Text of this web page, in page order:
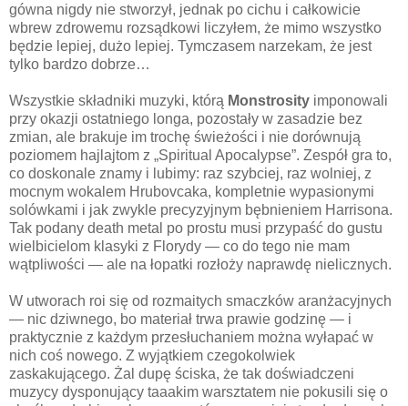
gówna nigdy nie stworzył, jednak po cichu i całkowicie
wbrew zdrowemu rozsądkowi liczyłem, że mimo wszystko
będzie lepiej, dużo lepiej. Tymczasem narzekam, że jest
tylko bardzo dobrze…
Wszystkie składniki muzyki, którą Monstrosity imponowali
przy okazji ostatniego longa, pozostały w zasadzie bez
zmian, ale brakuje im trochę świeżości i nie dorównują
poziomem hajlajtom z „Spiritual Apocalypse”. Zespół gra to,
co doskonale znamy i lubimy: raz szybciej, raz wolniej, z
mocnym wokalem Hrubovcaka, kompletnie wypasionymi
solówkami i jak zwykle precyzyjnym bębnieniem Harrisona.
Tak podany death metal po prostu musi przypaść do gustu
wielbicielom klasyki z Florydy — co do tego nie mam
wątpliwości — ale na łopatki rozłoży naprawdę nielicznych.
W utworach roi się od rozmaitych smaczków aranżacyjnych
— nic dziwnego, bo materiał trwa prawie godzinę — i
praktycznie z każdym przesłuchaniem można wyłapać w
nich coś nowego. Z wyjątkiem czegokolwiek
zaskakującego. Żal dupę ściska, że tak doświadczeni
muzycy dysponujący taaakim warsztatem nie pokusili się o